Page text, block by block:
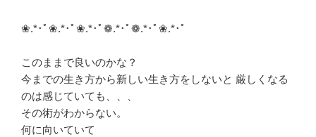
❀.*･ﾟ❀.*･ﾟ❀.*･ﾟ❁.*･ﾟ❁.*･ﾟ❀.*･ﾟ
このままで良いのかな？
今までの生き方から新しい生き方をしないと 厳しくなる
のは感じていても、、、
その術がわからない。
何に向いていて